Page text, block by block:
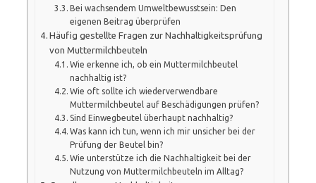
Bei wachsendem Umweltbewusstsein: Den
eigenen Beitrag überprüfen
Häufig gestellte Fragen zur Nachhaltigkeitsprüfung
von Muttermilchbeuteln
Wie erkenne ich, ob ein Muttermilchbeutel
nachhaltig ist?
Wie oft sollte ich wiederverwendbare
Muttermilchbeutel auf Beschädigungen prüfen?
Sind Einwegbeutel überhaupt nachhaltig?
Was kann ich tun, wenn ich mir unsicher bei der
Prüfung der Beutel bin?
Wie unterstütze ich die Nachhaltigkeit bei der
Nutzung von Muttermilchbeuteln im Alltag?